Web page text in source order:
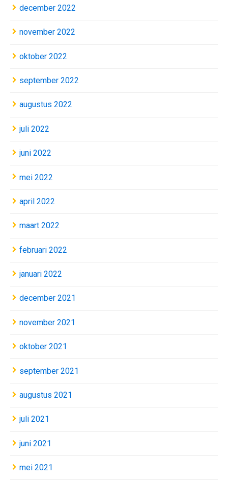
december 2022
november 2022
oktober 2022
september 2022
augustus 2022
juli 2022
juni 2022
mei 2022
april 2022
maart 2022
februari 2022
januari 2022
december 2021
november 2021
oktober 2021
september 2021
augustus 2021
juli 2021
juni 2021
mei 2021